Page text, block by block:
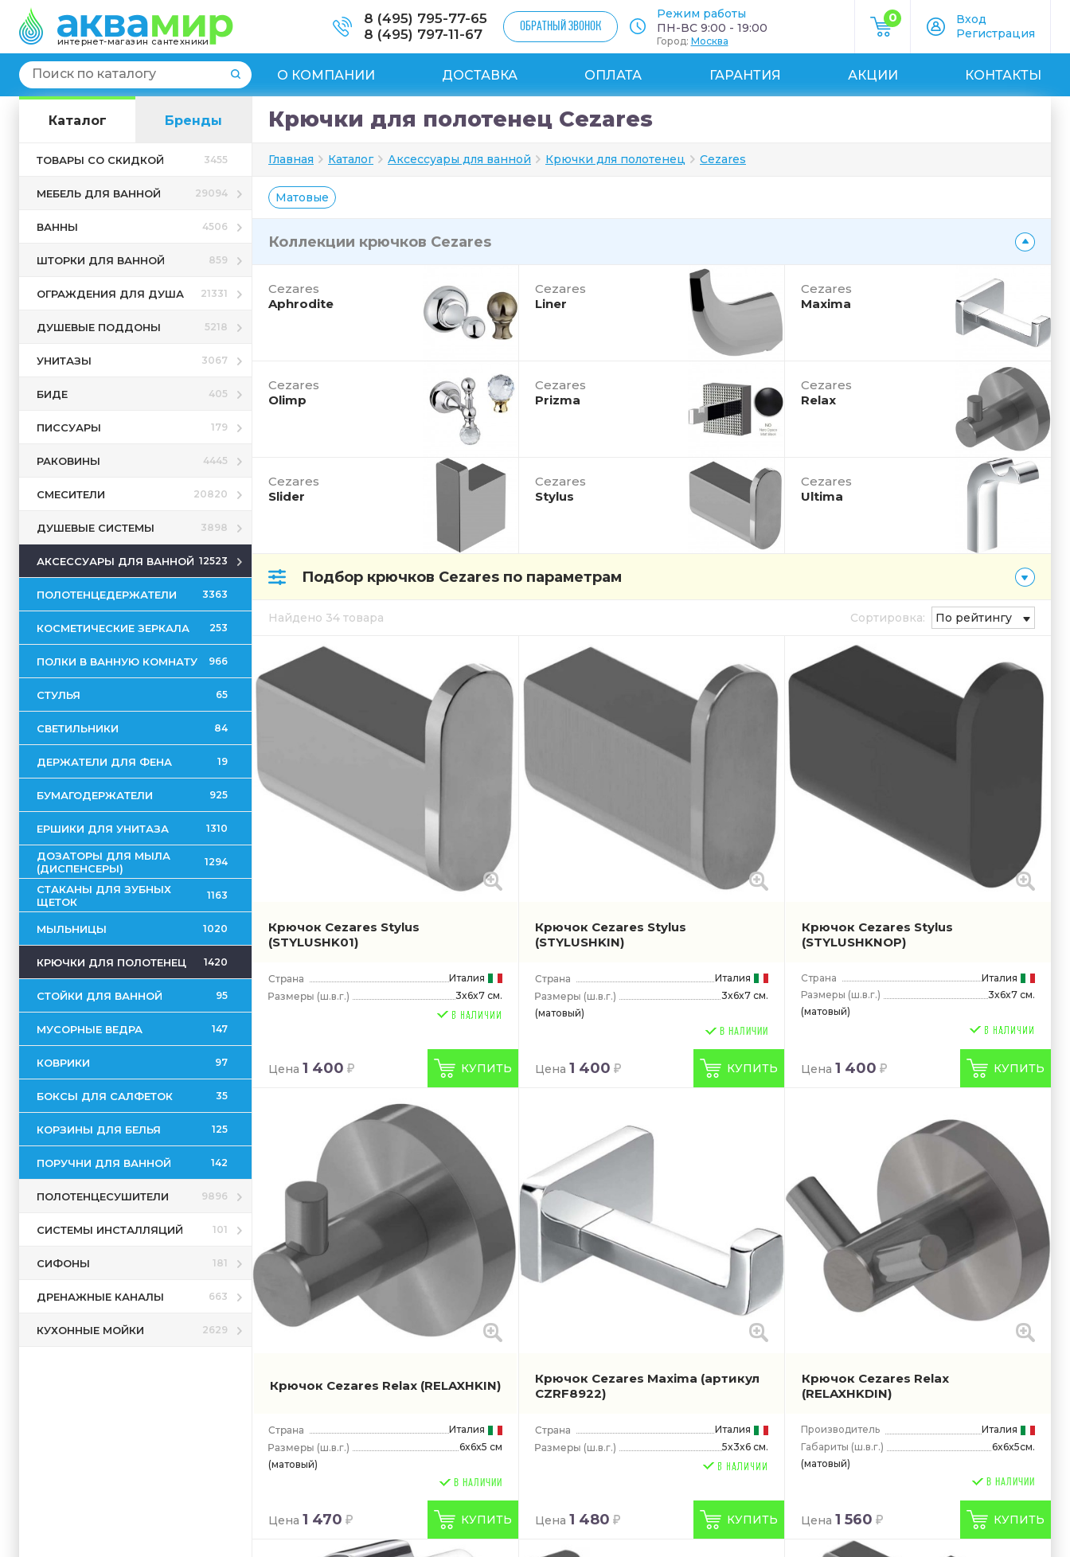
интернет-магазин сантехники
8 (495) 795-77-65
8 (495) 797-11-67
ОБРАТНЫЙ ЗВОНОК
Режим работы
ПН-ВС 9:00 - 19:00
Город: Москва
0
Вход
Регистрация
О КОМПАНИИ ДОСТАВКА ОПЛАТА ГАРАНТИЯ АКЦИИ КОНТАКТЫ
Каталог Бренды
ТОВАРЫ СО СКИДКОЙ 3455
МЕБЕЛЬ ДЛЯ ВАННОЙ 29094
ВАННЫ 4506
ШТОРКИ ДЛЯ ВАННОЙ 859
ОГРАЖДЕНИЯ ДЛЯ ДУША 21331
ДУШЕВЫЕ ПОДДОНЫ 5218
УНИТАЗЫ 3067
БИДЕ 405
ПИССУАРЫ 179
РАКОВИНЫ 4445
СМЕСИТЕЛИ 20820
ДУШЕВЫЕ СИСТЕМЫ 3898
АКСЕССУАРЫ ДЛЯ ВАННОЙ 12523
ПОЛОТЕНЦЕДЕРЖАТЕЛИ 3363
КОСМЕТИЧЕСКИЕ ЗЕРКАЛА 253
ПОЛКИ В ВАННУЮ КОМНАТУ 966
СТУЛЬЯ 65
СВЕТИЛЬНИКИ 84
ДЕРЖАТЕЛИ ДЛЯ ФЕНА 19
БУМАГОДЕРЖАТЕЛИ 925
ЕРШИКИ ДЛЯ УНИТАЗА 1310
ДОЗАТОРЫ ДЛЯ МЫЛА
(ДИСПЕНСЕРЫ)
1294
СТАКАНЫ ДЛЯ ЗУБНЫХ
ЩЕТОК
1163
МЫЛЬНИЦЫ 1020
КРЮЧКИ ДЛЯ ПОЛОТЕНЕЦ 1420
СТОЙКИ ДЛЯ ВАННОЙ 95
МУСОРНЫЕ ВЕДРА 147
КОВРИКИ 97
БОКСЫ ДЛЯ САЛФЕТОК 35
КОРЗИНЫ ДЛЯ БЕЛЬЯ 125
ПОРУЧНИ ДЛЯ ВАННОЙ 142
ПОЛОТЕНЦЕСУШИТЕЛИ 9896
СИСТЕМЫ ИНСТАЛЛЯЦИЙ 101
СИФОНЫ 181
ДРЕНАЖНЫЕ КАНАЛЫ 663
КУХОННЫЕ МОЙКИ 2629
Крючки для полотенец Cezares
Главная Каталог Аксессуары для ванной Крючки для полотенец Cezares
Матовые
Коллекции крючков Cezares
Cezares
Aphrodite
Cezares
Liner
Cezares
Maxima
Cezares
Olimp
Cezares
Prizma
Cezares
Relax
Cezares
Slider
Cezares
Stylus
Cezares
Ultima
Подбор крючков Cezares по параметрам
Найдено 34 товара Сортировка: По рейтингу
Крючок Cezares Stylus
(STYLUSHK01)
Италия
(ш.в.г.)
3x6x7 см.
Цена 1 400 КУПИТЬ
Крючок Cezares Stylus
(STYLUSHKIN)
Италия
(ш.в.г.)
3x6x7 см.
(матовый)
В НАЛИЧИИ
Цена 1 400 КУПИТЬ
Крючок Cezares Stylus
(STYLUSHKNOP)
Страна
Италия
Размеры (ш.в.г.)
3x6x7 см.
(матовый)
Цена 1 400 КУПИТЬ
Крючок Cezares Relax (RELAXHKIN)
Италия
(ш.в.г.)
6x6x5 см
(матовый)
В НАЛИЧИИ
Цена 1 470 КУПИТЬ
Крючок Cezares Maxima (артикул
CZRF8922)
Италия
(ш.в.г.)
5x3x6 см.
Цена 1 480 КУПИТЬ
Крючок Cezares Relax
(RELAXHKDIN)
Производитель
Италия
Габариты (ш.в.г.)
6x6x5см.
(матовый)
В НАЛИЧИИ
Цена 1 560 КУПИТЬ